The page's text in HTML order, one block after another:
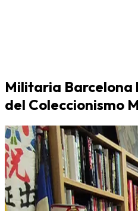
Militaria Barcelona
del Coleccionismo